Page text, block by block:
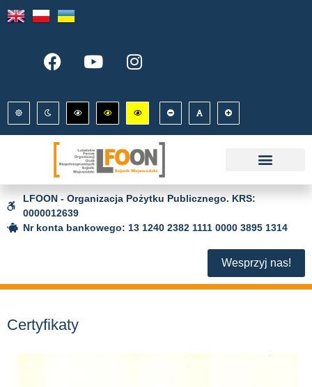
LFOON - Organizacja Pożytku Publicznego. KRS:
0000012639
Nr konta bankowego: 13 1240 2382 1111 0000 3895 1314
Wesprzyj nas!
Certyfikaty